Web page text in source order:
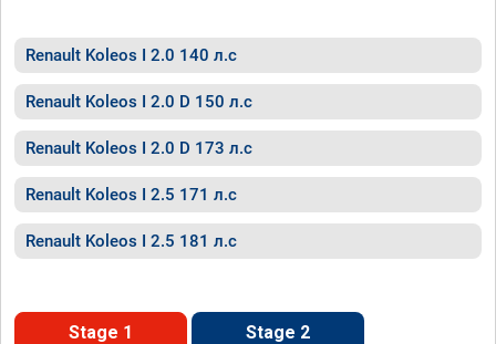
Renault Koleos I 2.0 140 л.с
Renault Koleos I 2.0 D 150 л.с
Renault Koleos I 2.0 D 173 л.с
Renault Koleos I 2.5 171 л.с
Renault Koleos I 2.5 181 л.с
Stage 1 Stage 2